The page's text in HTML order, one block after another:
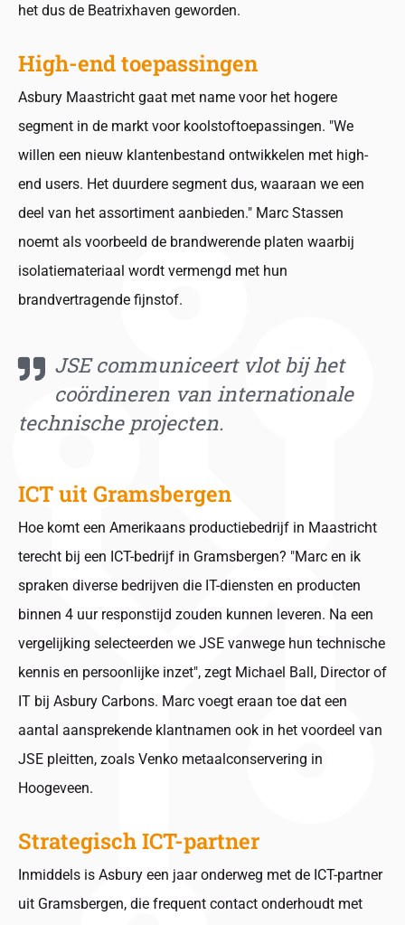
het dus de Beatrixhaven geworden.
High-end toepassingen
Asbury Maastricht gaat met name voor het hogere
segment in de markt voor koolstoftoepassingen. "We
willen een nieuw klantenbestand ontwikkelen met high-
end users. Het duurdere segment dus, waaraan we een
deel van het assortiment aanbieden." Marc Stassen
noemt als voorbeeld de brandwerende platen waarbij
isolatiemateriaal wordt vermengd met hun
brandvertragende fijnstof.
JSE communiceert vlot bij het
coördineren van internationale
technische projecten.
ICT uit Gramsbergen
Hoe komt een Amerikaans productiebedrijf in Maastricht
terecht bij een ICT-bedrijf in Gramsbergen? "Marc en ik
spraken diverse bedrijven die IT-diensten en producten
binnen 4 uur responstijd zouden kunnen leveren. Na een
vergelijking selecteerden we JSE vanwege hun technische
kennis en persoonlijke inzet", zegt Michael Ball, Director of
IT bij Asbury Carbons. Marc voegt eraan toe dat een
aantal aansprekende klantnamen ook in het voordeel van
JSE pleitten, zoals Venko metaalconservering in
Hoogeveen.
Strategisch ICT-partner
Inmiddels is Asbury een jaar onderweg met de ICT-partner
uit Gramsbergen, die frequent contact onderhoudt met